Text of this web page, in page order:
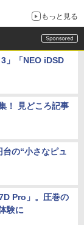
もっと見る
」「NEO iDSD
！ 見どころ記事
の“小さなピュ
Pro」。圧巻の
験に